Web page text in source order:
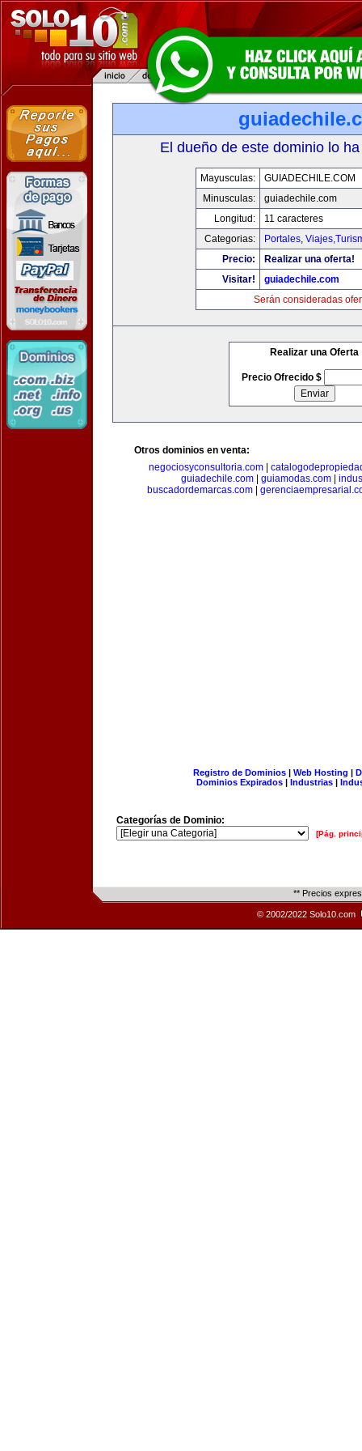
El dueño de este dominio lo
Mayusculas:
GUIADECHILE.COM
Minusculas:
guiadechile.com
Longitud:
11 caracteres
Categorias:
Portales,
Precio:
Realizar una oferta!
Visitar!
guiadechile.com
Serán consideradas
Realizar una Oferta
Precio Ofrecido $
Otros dominios en venta:
negociosyconsultoria.com|
guiadechile.com
guiamodas.com
buscadordemarcas.com|
Registro de Dominios| Web Hosting |
Dominios Expirados | Industrias |
Categorías de Dominio:
[Pág.
** Precios
© 2002/2022 Solo10.com